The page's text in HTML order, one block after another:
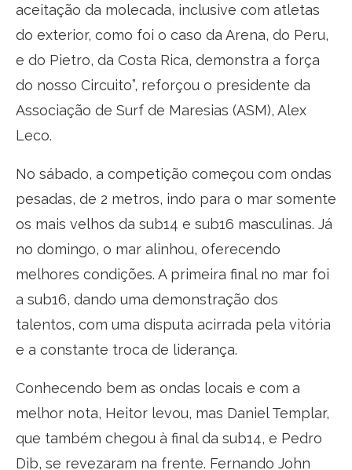
aceitação da molecada, inclusive com atletas
do exterior, como foi o caso da Arena, do Peru,
e do Pietro, da Costa Rica, demonstra a força
do nosso Circuito”, reforçou o presidente da
Associação de Surf de Maresias (ASM), Alex
Leco.
No sábado, a competição começou com ondas
pesadas, de 2 metros, indo para o mar somente
os mais velhos da sub14 e sub16 masculinas. Já
no domingo, o mar alinhou, oferecendo
melhores condições. A primeira final no mar foi
a sub16, dando uma demonstração dos
talentos, com uma disputa acirrada pela vitória
e a constante troca de liderança.
Conhecendo bem as ondas locais e com a
melhor nota, Heitor levou, mas Daniel Templar,
que também chegou à final da sub14, e Pedro
Dib, se revezaram na frente. Fernando John